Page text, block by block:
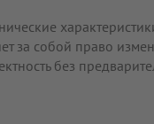
за собой право
без